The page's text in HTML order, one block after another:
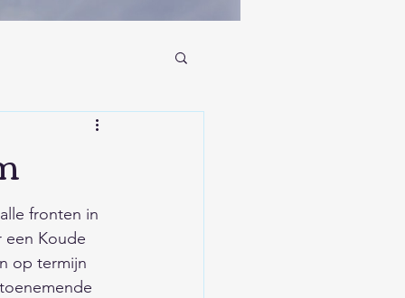
lichaam/Biologie
fronten in
een Koude
op termijn